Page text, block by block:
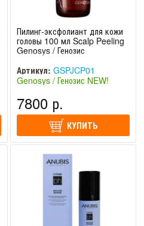
Пилинг-эксфолиант для кожи
головы 100 мл Scalp Peeling
Genosys / Генозис
Артикул: GSPJCP01
Genosys / Генозис NEW!
7800 р.
КУПИТЬ